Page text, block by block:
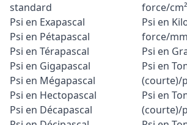
standard
Psi en Exapascal
Psi en Pétapascal
Psi en Térapascal
Psi en Gigapascal
Psi en Mégapascal
Psi en Hectopascal
Psi en Décapascal
force/cm²
Psi en
force/
Psi en
Psi en
(courte)/
Psi en
(courte)/